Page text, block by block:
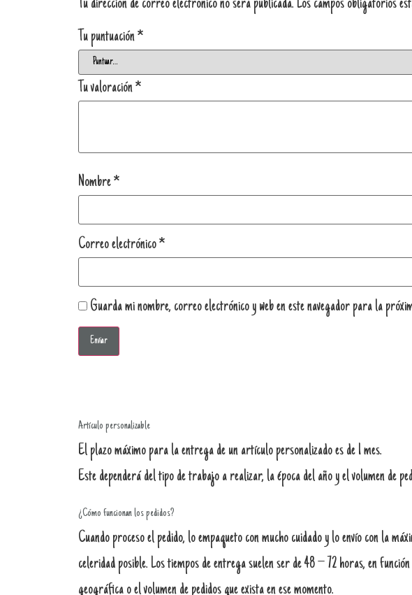
Tu dirección de correo electrónico no será publicada. Los campos obligatorios
Tu puntuación*
Tu valoración*
Nombre*
Correo electrónico*
Guarda mi nombre, correo electrónico y web en este navegador para la
Artículo personalizable
El plazo máximo para la entrega de un artículo personalizado es de 1 mes.
Este dependerá del tipo de trabajo a realizar, la época del año y el volumen de
¿Cómo funcionan los pedidos?
Cuando proceso el pedido, lo empaqueto con mucho cuidado y lo envío con la
celeridad posible. Los tiempos de entrega suelen ser de 48 – 72 horas, en
geográfica o el volumen de pedidos que exista en ese momento.